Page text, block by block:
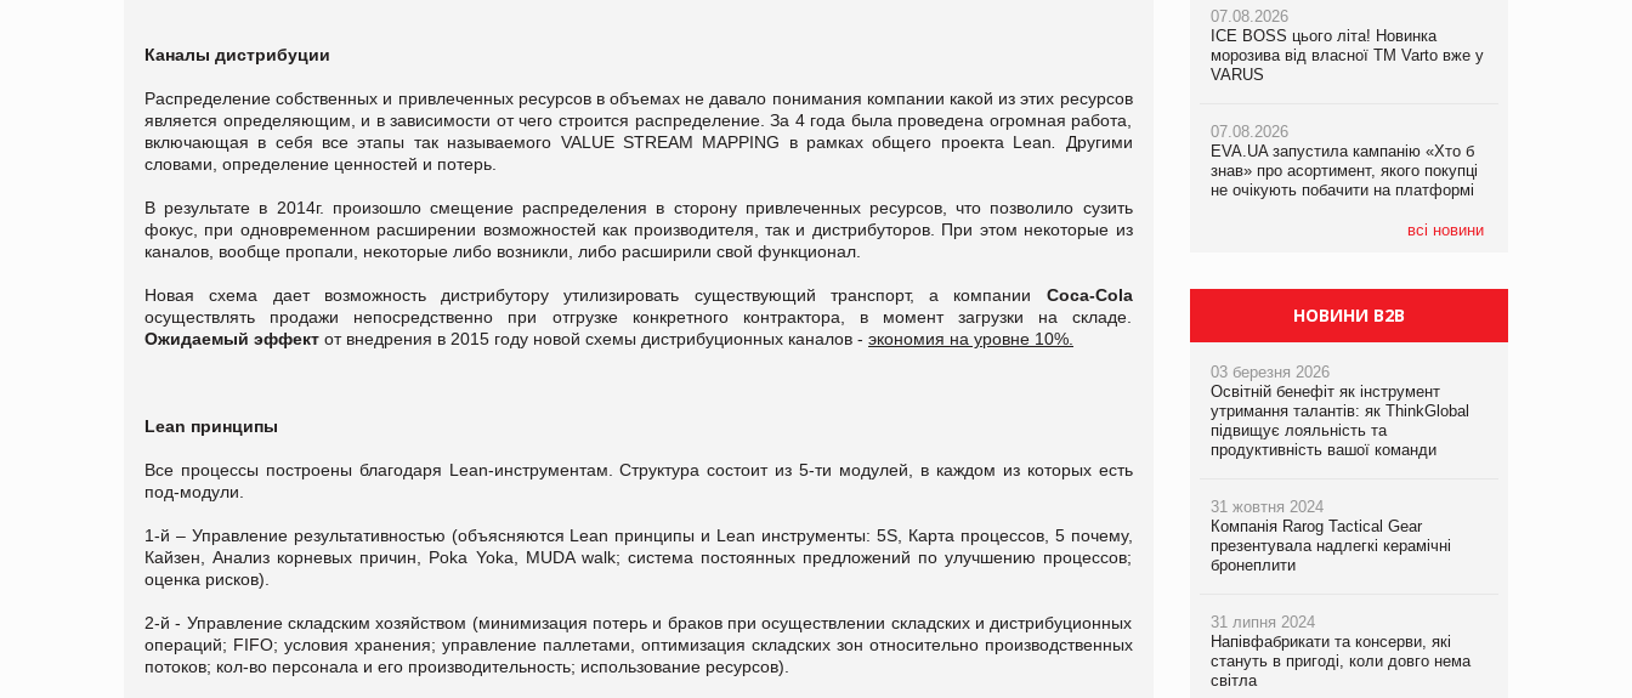
Каналы дистрибуции
Распределение собственных и привлеченных ресурсов в объемах не давало понимания компании какой из этих ресурсов
является определяющим, и в зависимости от чего строится распределение. За 4 года была проведена огромная работа,
включающая в себя все этапы так называемого VALUE STREAM MAPPING в рамках общего проекта Lean
Другими
словами, определение ценностей и потерь.
В результате в 2014г. произошло смещение распределения в сторону привлеченных ресурсов, что позволило сузить
фокус, при одновременном расширении возможностей как производителя, так и дистрибуторов. При этом некоторые из
каналов, вообще пропали, некоторые либо возникли, либо расширили свой функционал.
Новая схема дает возможность дистрибутору утилизировать существующий транспорт, а компании Сoca-Cola
осуществлять продажи непосредственно при отгрузке конкретного контрактора, в момент загрузки на складе.
Ожидаемый эффект от внедрения в 2015 году новой схемы дистрибуционных каналов - экономия на уровне 10%.
Lean принципы
Все процессы построены благодаря Lean-инструментам. Структура состоит из 5-ти модулей, в каждом из которых есть
под-модули.
1-й – Управление результативностью (объясняются Lean принципы и Lean инструменты: 5S, Карта процессов, 5 почему,
Кайзен, Анализ корневых причин, Poka Yoka, MUDA walk; система постоянных предложений по улучшению процессов;
оценка рисков).
2-й - Управление складским хозяйством (минимизация потерь и браков при осуществлении складских и дистрибуционных
операций; FIFO; условия хранения; управление паллетами, оптимизация складских зон относительно производственных
потоков; кол-во персонала и его производительность; использование ресурсов).
07.08.2026
ICE BOSS цього літа! Новинка
морозива від власної ТМ Varto вже у
VARUS
07.08.2026
EVA.UA запустила кампанію «Хто б
знав» про асортимент, якого покупці
не очікують побачити на платформі
всі новини
06.08.2026
Смачна новинка для хвостатих: у
VARUS з’явилися паучі Varto Paw
05.08.2026
Мережа супермаркетів VARUS купує
мережу магазинів формату
компанія налічуватиме 374 магазини
07.08.2026
Франція заборонила рекламні дзвінки
НОВИНИ B2B
03 березня 2026
Освітній бенефіт як інструмент
утримання талантів: як ThinkGlobal
підвищує лояльність та
продуктивність вашої команди
31 жовтня 2024
Компанія Rarog Tactical Gear
презентувала надлегкі керамічні
бронеплити
31 липня 2024
Напівфабрикати та консерви, які
стануть в пригоді, коли довго нема
світла